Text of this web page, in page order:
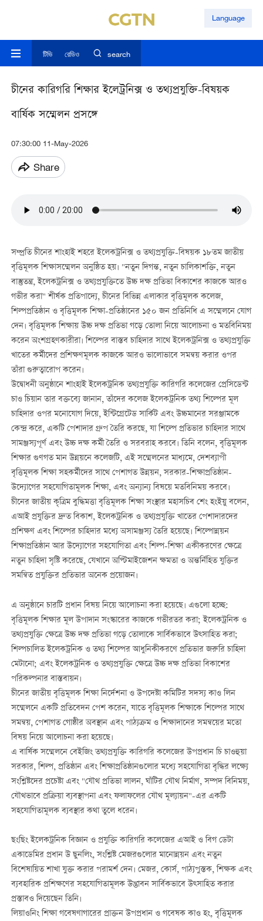
Language
টিভি রেডিও search
চীনের কারিগরি শিক্ষার ইলেট্রনিক্স ও তথ্যপ্রযুক্তি-বিষয়ক
বার্ষিক সম্মেলন প্রসঙ্গে
07:30:00 11-May-2026
Share
সম্প্রতি চীনের শাংহাই শহরে ইলেকট্রনিক্স ও তথ্যপ্রযুক্তি-বিষয়ক ১৮তম জাতীয়
বৃত্তিমূলক শিক্ষাসম্মেলন অনুষ্ঠিত হয়। "নতুন দিগন্ত, নতুন চালিকাশক্তি, নতুন
বাস্তুতন্ত্র, ইলেকট্রনিক্স ও তথ্যপ্রযুক্তিতে উচ্চ দক্ষ প্রতিভা বিকাশের কাজকে আরও
গভীর করা" শীর্ষক প্রতিপাদ্যে, চীনের বিভিন্ন এলাকার বৃত্তিমূলক কলেজ,
শিল্পপ্রতিষ্ঠান ও বৃত্তিমূলক শিক্ষা-প্রতিষ্ঠানের ১৫০ জন প্রতিনিধি এ সম্মেলনে যোগ
দেন। বৃত্তিমূলক শিক্ষায় উচ্চ দক্ষ প্রতিভা গড়ে তোলা নিয়ে আলোচনা ও মতবিনিময়
করেন অংশগ্রহণকারীরা। শিল্পের বাস্তব চাহিদার সাথে ইলেকট্রনিক্স ও তথ্যপ্রযুক্তি
খাতের কর্মীদের প্রশিক্ষণমূলক কাজকে আরও ভালোভাবে সমন্বয় করার ওপর
তাঁরা গুরুত্বারোপ করেন।
উদ্বোধনী অনুষ্ঠানে শাংহাই ইলেকট্রনিক তথ্যপ্রযুক্তি কারিগরি কলেজের প্রেসিডেন্ট
চাও চিয়ান তার বক্তব্যে জানান, তাঁদের কলেজ ইলেকট্রনিক তথ্য শিল্পের মূল
চাহিদার ওপর মনোযোগ দিয়ে, ইন্টিগ্রেটেড সার্কিট এবং উচ্চমানের সরঞ্জামকে
কেন্দ্র করে, একটি পেশাদার গ্রুপ তৈরি করছে, যা শিল্পে প্রতিভার চাহিদার সাথে
সামঞ্জস্যপূর্ণ এবং উচ্চ দক্ষ কর্মী তৈরি ও সরবরাহ করবে। তিনি বলেন, বৃত্তিমূলক
শিক্ষার গুণগত মান উন্নয়নে কলেজটি, এই সম্মেলনের মাধ্যমে, দেশব্যাপী
বৃত্তিমূলক শিক্ষা সহকর্মীদের সাথে পেশাগত উন্নয়ন, সরকার-শিক্ষাপ্রতিষ্ঠান-
উদ্যোগের সহযোগিতামূলক শিক্ষা, এবং অন্যান্য বিষয়ে মতবিনিময় করবে।
চীনের জাতীয় কৃত্রিম বুদ্ধিমত্তা বৃত্তিমূলক শিক্ষা সংস্থার মহাসচিব শেং হংইয়ু বলেন,
এআই প্রযুক্তির দ্রুত বিকাশ, ইলেকট্রনিক ও তথ্যপ্রযুক্তি খাতের পেশাদারদের
প্রশিক্ষণ এবং শিল্পের চাহিদার মধ্যে অসামঞ্জস্য তৈরি হয়েছে। শিল্পোন্নয়ন
শিক্ষাপ্রতিষ্ঠান আর উদ্যোগের সহযোগিতা এবং শিল্প-শিক্ষা একীকরণের ক্ষেত্রে
নতুন চাহিদা সৃষ্টি করেছে, যেখানে অপ্টিমাইজেশন ক্ষমতা ও অন্তর্নিহিত যুক্তির
সমন্বিত প্রযুক্তির প্রতিভার অনেক প্রয়োজন।
এ অনুষ্ঠানে চারটি প্রধান বিষয় নিয়ে আলোচনা করা হয়েছে। এগুলো হচ্ছে:
বৃত্তিমূলক শিক্ষার মূল উপাদান সংস্কারের কাজকে গভীরতর করা; ইলেকট্রনিক ও
তথ্যপ্রযুক্তি ক্ষেত্রে উচ্চ দক্ষ প্রতিভা গড়ে তোলাকে সার্বিকভাবে উত্সাহিত করা;
শিল্পচালিত ইলেকট্রনিক ও তথ্য শিল্পের আধুনিকীকরণে প্রতিভার জরুরি চাহিদা
মেটানো; এবং ইলেকট্রনিক ও তথ্যপ্রযুক্তি ক্ষেত্রে উচ্চ দক্ষ প্রতিভা বিকাশের
পরিকল্পনার বাস্তবায়ন।
চীনের জাতীয় বৃত্তিমূলক শিক্ষা নির্দেশনা ও উপদেষ্টা কমিটির সদস্য কাও লিন
সম্মেলনে একটি প্রতিবেদন পেশ করেন, যাতে বৃত্তিমূলক শিক্ষাকে শিল্পের সাথে
সমন্বয়, পেশাগত গোষ্ঠীর অবস্থান এবং পাঠ্যক্রম ও শিক্ষাদানের সমন্বয়ের মতো
বিষয় নিয়ে আলোচনা করা হয়েছে।
এ বার্ষিক সম্মেলনে বেইজিং তথ্যপ্রযুক্তি কারিগরি কলেজের উপপ্রধান চি চাওহুয়া
সরকার, শিল্প, প্রতিষ্ঠান এবং শিক্ষাপ্রতিষ্ঠানগুলোর মধ্যে সহযোগিতা বৃদ্ধির লক্ষ্যে
সংশ্লিষ্টদের প্রচেষ্টা এবং "যৌথ প্রতিভা লালন, ঘাঁটির যৌথ নির্মাণ, সম্পদ বিনিময়,
যৌথভাবে প্রক্রিয়া ব্যবস্থাপনা এবং ফলাফলের যৌথ মূল্যায়ন"-এর একটি
সহযোগিতামূলক ব্যবস্থার কথা তুলে ধরেন।
ছংছিং ইলেকট্রনিক বিজ্ঞান ও প্রযুক্তি কারিগরি কলেজের এআই ও বিগ ডেটা
একাডেমির প্রধান উ ছুনলিং, সংশ্লিষ্ট মেজরগুলোর মানোন্নয়ন এবং নতুন
বিশেষায়িত শাখা যুক্ত করার পরামর্শ দেন। মেজর, কোর্স, পাঠ্যপুস্তক, শিক্ষক এবং
ব্যবহারিক প্রশিক্ষণের সহযোগিতামূলক উদ্ভাবন সার্বিকভাবে উত্সাহিত করার
প্রস্তাবও দিয়েছেন তিনি।
লিয়াওনিং শিক্ষা গবেষণাগারের প্রাক্তন উপপ্রধান ও গবেষক কাও হং, বৃত্তিমূলক